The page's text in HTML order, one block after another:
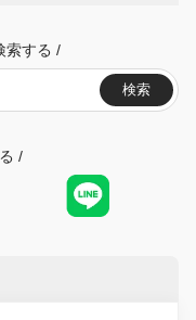
索する /
検索
/